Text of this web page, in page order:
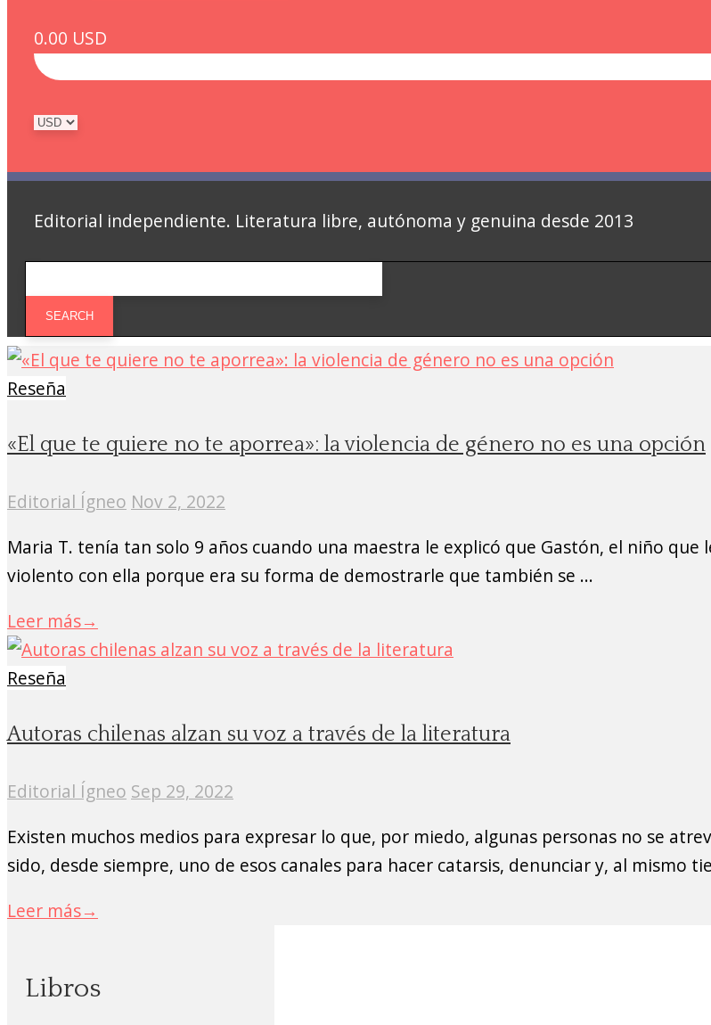
0.00 USD
Editorial independiente. Literatura libre, autónoma y genuina desde 2013
Reseña
«El que te quiere no te aporrea»: la violencia de género no es una opción
Editorial Ígneo Nov 2, 2022
Maria T. tenía tan solo 9 años cuando una maestra le explicó que Gastón, el niño que
violento con ella porque era su forma de demostrarle que también se ...
Leer más→
Reseña
Autoras chilenas alzan su voz a través de la literatura
Editorial Ígneo Sep 29, 2022
Existen muchos medios para expresar lo que, por miedo, algunas personas no se
sido, desde siempre, uno de esos canales para hacer catarsis, denunciar y, al mismo
Leer más→
Libros